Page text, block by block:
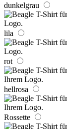
dunkelgrau
lila
rot
hellrosa
Rossette